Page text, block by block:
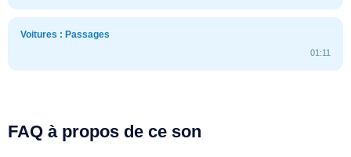
Voitures : Passages
01:11
FAQ à propos de ce son